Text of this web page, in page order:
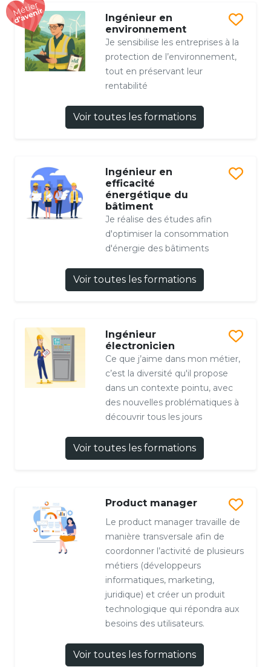
Ingénieur en
environnement
Je sensibilise les entreprises à la
protection de l’environnement,
tout en préservant leur
rentabilité
Voir toutes les formations
Ingénieur en
efficacité
énergétique du
bâtiment
Je réalise des études afin
d'optimiser la consommation
d'énergie des bâtiments
Voir toutes les formations
Ingénieur
électronicien
Ce que j’aime dans mon métier,
c’est la diversité qu'il propose
dans un contexte pointu, avec
des nouvelles problématiques à
découvrir tous les jours
Voir toutes les formations
Product manager
Le product manager travaille de
manière transversale afin de
coordonner l’activité de plusieurs
métiers (développeurs
informatiques, marketing,
juridique) et créer un produit
technologique qui répondra aux
besoins des utilisateurs.
Voir toutes les formations